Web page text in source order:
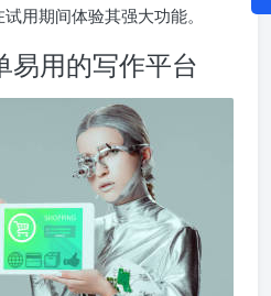
用期间体验其强大功能。
易用的写作平台